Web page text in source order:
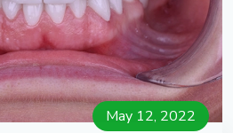
May 12, 2022